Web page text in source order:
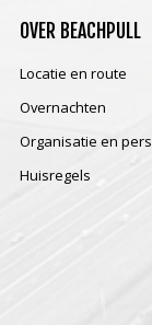
OVER BEACHPULL
Locatie en route
Overnachten
Organisatie en pers
Huisregels